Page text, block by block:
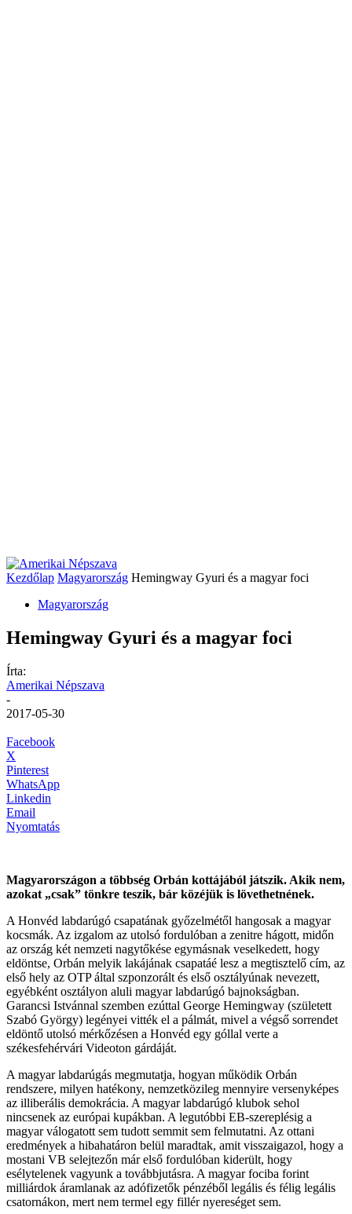
Kezdőlap Magyarország Hemingway Gyuri és a magyar foci
Magyarország
Hemingway Gyuri és a magyar foci
Írta:
Amerikai Népszava
-
2017-05-30
Facebook
X
Pinterest
WhatsApp
Linkedin
Email
Nyomtatás
Magyarországon a többség Orbán kottájából játszik. Akik nem,
azokat „csak” tönkre teszik, bár közéjük is lövethetnének.
A Honvéd labdarúgó csapatának győzelmétől hangosak a magyar
kocsmák. Az izgalom az utolsó fordulóban a zenitre hágott, midőn
az ország két nemzeti nagytőkése egymásnak veselkedett, hogy
eldöntse, Orbán melyik lakájának csapatáé lesz a megtisztelő cím, az
első hely az OTP által szponzorált és első osztályúnak nevezett,
egyébként osztályon aluli magyar labdarúgó bajnokságban.
Garancsi Istvánnal szemben ezúttal George Hemingway (született
Szabó György) legényei vitték el a pálmát, mivel a végső sorrendet
eldöntő utolsó mérkőzésen a Honvéd egy góllal verte a
székesfehérvári Videoton gárdáját.
A magyar labdarúgás megmutatja, hogyan működik Orbán
rendszere, milyen hatékony, nemzetközileg mennyire versenyképes
az illiberális demokrácia. A magyar labdarúgó klubok sehol
nincsenek az európai kupákban. A legutóbbi EB-szereplésig a
magyar válogatott sem tudott semmit sem felmutatni. Az ottani
eredmények a hibahatáron belül maradtak, amit visszaigazol, hogy a
mostani VB selejtezőn már első fordulóban kiderült, hogy
esélytelenek vagyunk a továbbjutásra. A magyar fociba forint
milliárdok áramlanak az adófizetők pénzéből legális és félig legális
csatornákon, mert nem termel egy fillér nyereséget sem.